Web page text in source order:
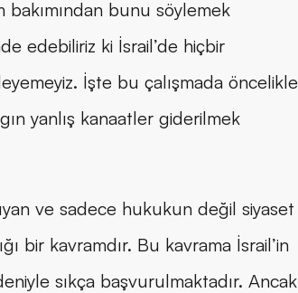
bunu söylemek
edebiliriz ki İsrail’de hiçbir
İşte bu çalışmada öncelikle
yanlış kanaatler giderilmek
ve sadece hukukun değil siyaset
bir kavramdır. Bu kavrama İsrail’in
sıkça başvurulmaktadır. Ancak